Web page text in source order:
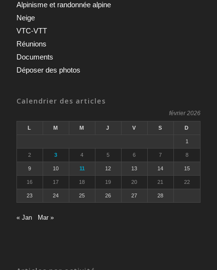
Alpinisme et randonnée alpine
Neige
VTC-VTT
Réunions
Documents
Déposer des photos
Calendrier des articles
février 2026
L M M J V S D
1
2 3 4 5 6 7 8
9 10 11 12 13 14 15
16 17 18 19 20 21 22
23 24 25 26 27 28
« Jan Mar »